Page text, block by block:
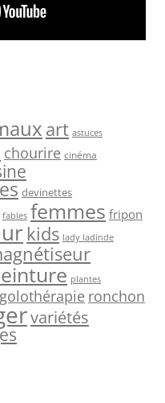
art astuces
chourire cinéma
devinettes
fables femmes fripon
kids lady ladinde
plantes
ronchon
variétés